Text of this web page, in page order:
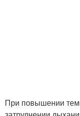
При повышении